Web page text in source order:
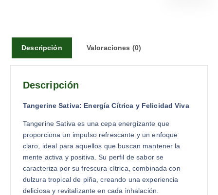
Descripción Valoraciones (0)
Descripción
Tangerine Sativa: Energía Cítrica y Felicidad Viva
Tangerine Sativa es una cepa energizante que
proporciona un impulso refrescante y un enfoque
claro, ideal para aquellos que buscan mantener la
mente activa y positiva. Su perfil de sabor se
caracteriza por su frescura cítrica, combinada con
dulzura tropical de piña, creando una experiencia
deliciosa y revitalizante en cada inhalación.